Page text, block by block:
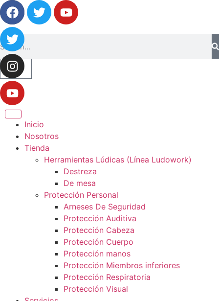
0
Inicio
Nosotros
Tienda
Herramientas Lúdicas (Línea Ludowork)
Destreza
De mesa
Protección Personal
Arneses De Seguridad
Protección Auditiva
Protección Cabeza
Protección Cuerpo
Protección manos
Protección Miembros inferiores
Protección Respiratoria
Protección Visual